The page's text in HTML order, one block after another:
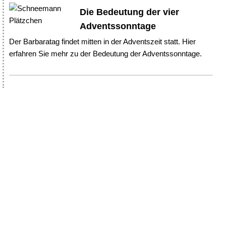
Die Bedeutung der vier
Adventssonntage
Der Barbaratag findet mitten in der Adventszeit statt. Hier
erfahren Sie mehr zu der Bedeutung der Adventssonntage.